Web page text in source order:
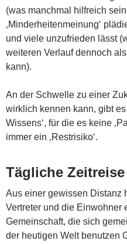
(was manchmal hilfreich
‚Minderheitenmeinung‘
und viele unzufrieden lässt
weiteren Verlauf dennoch
kann).
An der Schwelle zu einer
wirklich kennen kann, gibt
Wissens‘, für die es keine
immer ein ‚Restrisiko‘.
Tägliche Zeitreise
Aus einer gewissen Distanz
Vertreter und die Einwohner
Gemeinschaft, die sich
der heutigen Welt benutzen